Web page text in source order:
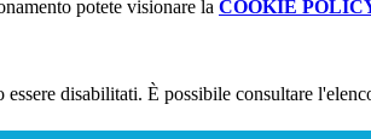
potete visionare la COOKIE
disabilitati. È possibile consultare